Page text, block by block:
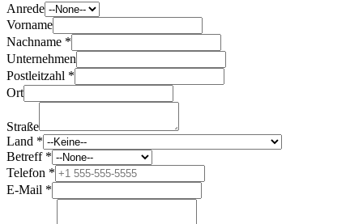
Anrede
Vorname
Nachname *
Unternehmen
Postleitzahl *
Ort
Straße
Land *
Betreff *
Telefon *
E-Mail *